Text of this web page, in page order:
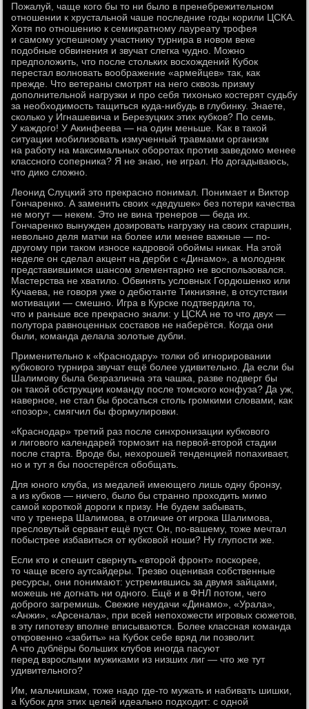
Пожалуй, чаще кого бы то ни было в пренебрежительном
отношении к хрустальной чаше последние годы корили ЦСКА.
Хотя по отношению к семикратному лауреату трофея
и самому успешному участнику турнира в новом веке
подобные обвинения и звучат слегка чудно. Можно
предположить, что после стольких восхождений Кубок
перестал волновать воображение «армейцев» так, как
прежде. Что ветераны смотрят на него сквозь призму
дополнительной нагрузки и про себя тихонько костерят судьбу
за необходимость тащиться куда-нибудь в глубинку. Знаете,
сколько у Игнашевича и Березуцких этих кубков? По семь.
У каждого! У Акинфеева — на один меньше. Как в такой
ситуации мобилизовать измученный травмами организм
на работу на максимальных оборотах против заведомо менее
классного соперника? Я не знаю, не играл. Но догадываюсь,
что дико сложно.
Леонид Слуцкий это прекрасно понимал. Понимает и Виктор
Гончаренко. А заменить своих «дедушек» без потери качества
не могут — некем. Это не вина тренеров — беда их.
Гончаренко вынужден дозировать нагрузку на своих старшин,
невольно деля матчи на более или менее важные — по-
другому при таком износе кадровой обоймы никак. На этой
неделе он сделал акцент на дерби с «Динамо», а молодняк
представившимся шансом элементарно не воспользовался.
Мастерства не хватило. Обвинять условных Гордюшенко или
Кучаева, не говоря уже о дебютанте Тикнизяне, в отсутствии
мотивации — смешно. Игра в Курске подтвердила то,
что и раньше все прекрасно знали: у ЦСКА не то что двух —
полутора равноценных составов не наберётся. Когда они
были, команда делала золотые дубли.
Применительно к «Краснодару» толки об игнорировании
кубкового турнира звучат ещё более удивительно. Да если бы
Шалимову была безразлична эта чашка, разве подверг бы
он такой обструкции команду после томского конфуза? Да уж,
наверное, не стал бы бросаться столь громкими словами, как
«позор», смягчил бы формулировки.
«Краснодар» третий раз после синхронизации кубкового
и лигового календарей тормозит на первой-второй стадии
после старта. Вроде бы, нехорошей тенденцией попахивает,
но и тут я бы поостерёгся обобщать.
Для юного клуба, из медалей имеющего лишь одну бронзу,
а из кубков — ничего, было бы странно проходить мимо
самой короткой дороги к призу. Не будем забывать,
что у тренера Шалимова, в отличие от игрока Шалимова,
пресловутый сервант ещё пуст. Он, по-вашему, тоже мечтал
побыстрее избавиться от кубковой ноши? Ну глупости же.
Если кто и спешит свернуть «второй фронт» поскорее,
то чаще всего аутсайдеры. Трезво оценивая собственные
ресурсы, они понимают: устремившись за двумя зайцами,
можешь не догнать ни одного. Ещё и в ФНЛ потом, чего
доброго загремишь. Свежие неудачи «Динамо», «Урала»,
«Анжи», «Арсенала», при всей непохожести игровых сюжетов,
в эту гипотезу вполне вписываются. Более классная команда
откровенно «забить» на Кубок себе вряд ли позволит.
А что дублёры больших клубов иногда пасуют
перед взрослыми мужиками из низших лиг — что же тут
удивительного?
Им, мальчишкам, тоже надо где-то мужать и набивать шишки,
а Кубок для этих целей идеально подходит: с одной